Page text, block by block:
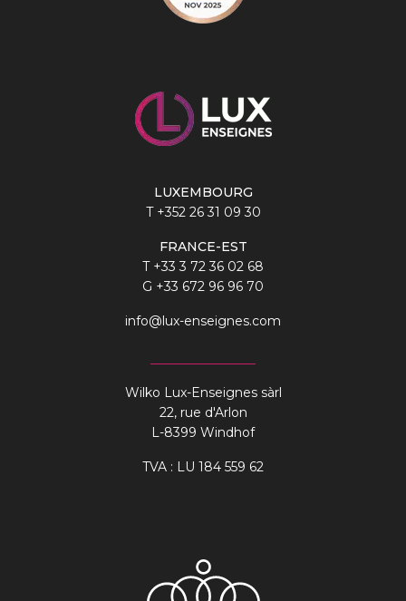
LUXEMBOURG
T +352 26 31 09 30
FRANCE-EST
T +33 3 72 36 02 68
G +33 672 96 96 70
info@lux-enseignes.com
Wilko Lux-Enseignes sàrl
22, rue d'Arlon
L-8399 Windhof
TVA : LU 184 559 62